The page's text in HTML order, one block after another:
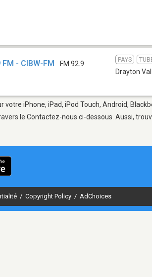
- CIBW-FM FM 92.9
PAYS
Drayton
votre iPhone, iPad, iPod Touch, Android,
le Contactez-nous ci-dessous. Aussi,
/ Copyright Policy / AdChoices